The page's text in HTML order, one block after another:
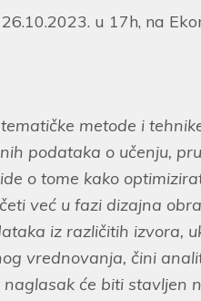
u 17h, na
metode i
podataka o učenju,
o tome kako
već u fazi dizajna
iz različitih izvora,
vrednovanja, čini
će biti stavljen